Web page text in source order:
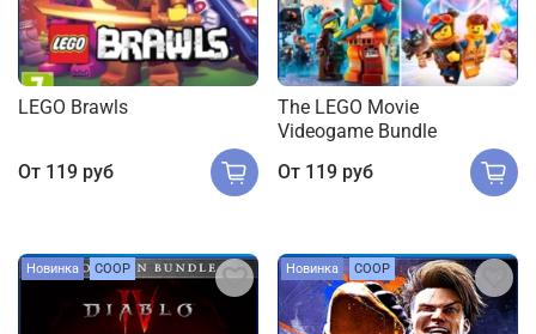
LEGO Brawls
От 119 руб
The LEGO Movie
Videogame Bundle
От 119 руб
Новинка COOP Новинка COOP